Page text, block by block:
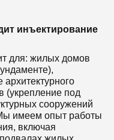
инъектирование
для: жилых домов
архитектурного
(укрепление под
сооружений
имеем опыт работы
включая